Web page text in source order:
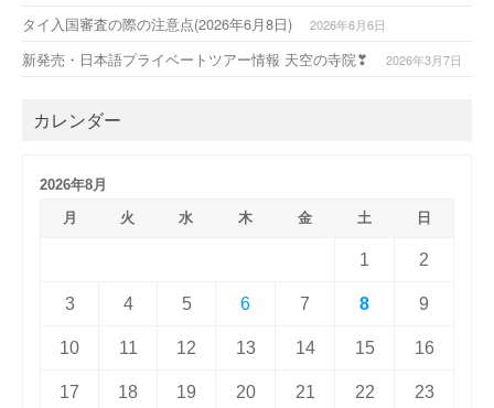
タイ入国審査の際の注意点(2026年6月8日) 2026年6月6日
新発売・日本語プライベートツアー情報 天空の寺院❣ 2026年3月7日
カレンダー
2026年8月
月
火 水 木 金 土 日
1 2
3 4 5 6 7 8 9
10 11 12 13 14 15 16
17 18 19 20 21 22 23